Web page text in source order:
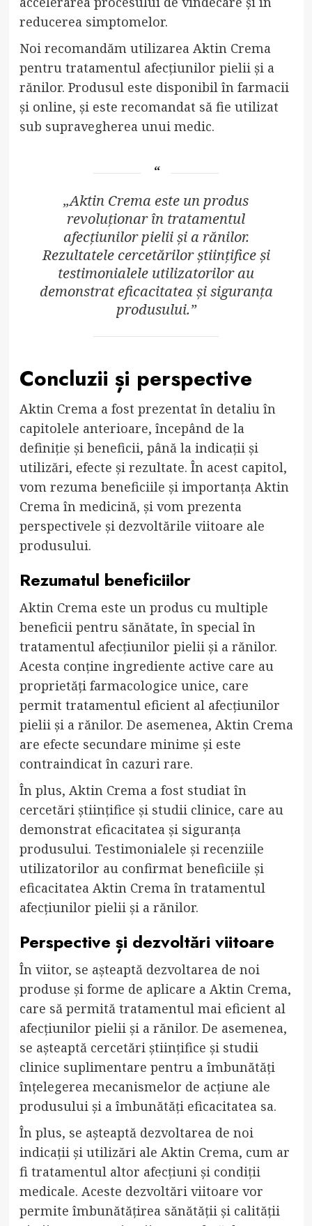
reducerea simptomelor.
Noi recomandăm utilizarea Aktin Crema
pentru tratamentul afecțiunilor pielii și a
rănilor. Produsul este disponibil în farmacii
și online, și este recomandat să fie utilizat
sub supravegherea unui medic.
„Aktin Crema este un produs
revoluționar în tratamentul
afecțiunilor pielii și a rănilor.
Rezultatele cercetărilor științifice și
testimonialele utilizatorilor au
demonstrat eficacitatea și siguranța
produsului.”
Concluzii și perspective
Aktin Crema a fost prezentat în detaliu în
capitolele anterioare, începând de la
definiție și beneficii, până la indicații și
utilizări, efecte și rezultate. În acest capitol,
vom rezuma beneficiile și importanța Aktin
Crema în medicină, și vom prezenta
perspectivele și dezvoltările viitoare ale
produsului.
Rezumatul beneficiilor
Aktin Crema este un produs cu multiple
beneficii pentru sănătate, în special în
tratamentul afecțiunilor pielii și a rănilor.
Acesta conține ingrediente active care au
proprietăți farmacologice unice, care
permit tratamentul eficient al afecțiunilor
pielii și a rănilor. De asemenea, Aktin Crema
are efecte secundare minime și este
contraindicat în cazuri rare.
În plus, Aktin Crema a fost studiat în
cercetări științifice și studii clinice, care au
demonstrat eficacitatea și siguranța
produsului. Testimonialele și recenziile
utilizatorilor au confirmat beneficiile și
eficacitatea Aktin Crema în tratamentul
afecțiunilor pielii și a rănilor.
Perspective și dezvoltări viitoare
În viitor, se așteaptă dezvoltarea de noi
produse și forme de aplicare a Aktin Crema,
care să permită tratamentul mai eficient al
afecțiunilor pielii și a rănilor. De asemenea,
se așteaptă cercetări științifice și studii
clinice suplimentare pentru a îmbunătăți
înțelegerea mecanismelor de acțiune ale
produsului și a îmbunătăți eficacitatea sa.
În plus, se așteaptă dezvoltarea de noi
indicații și utilizări ale Aktin Crema, cum ar
fi tratamentul altor afecțiuni și condiții
medicale. Aceste dezvoltări viitoare vor
permite îmbunătățirea sănătății și calității